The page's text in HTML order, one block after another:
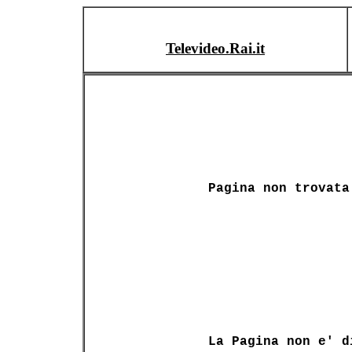
Televideo.Rai.it
Pagina non trovata
La Pagina non e'